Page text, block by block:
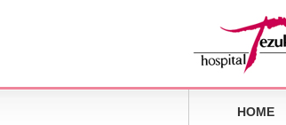
HOME